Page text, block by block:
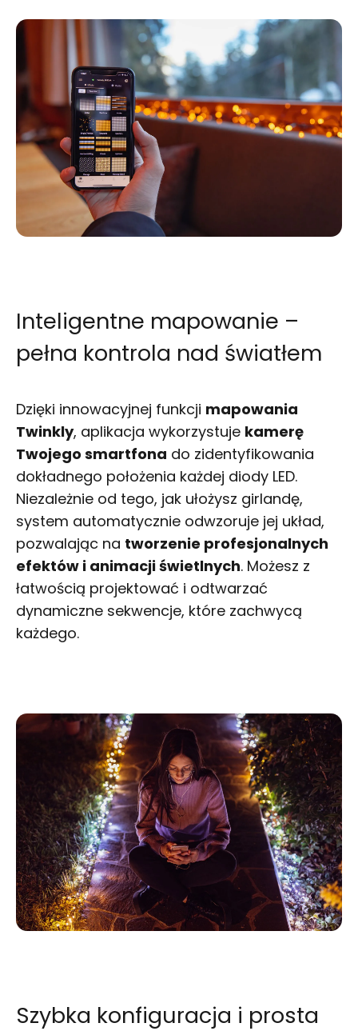
Inteligentne mapowanie –
pełna kontrola nad światłem
Dzięki innowacyjnej funkcji mapowania
Twinkly, aplikacja wykorzystuje kamerę
Twojego smartfona do zidentyfikowania
dokładnego położenia każdej diody LED.
Niezależnie od tego, jak ułożysz girlandę,
system automatycznie odwzoruje jej układ,
pozwalając na tworzenie profesjonalnych
efektów i animacji świetlnych. Możesz z
łatwością projektować i odtwarzać
dynamiczne sekwencje, które zachwycą
każdego.
Szybka konfiguracja i prosta